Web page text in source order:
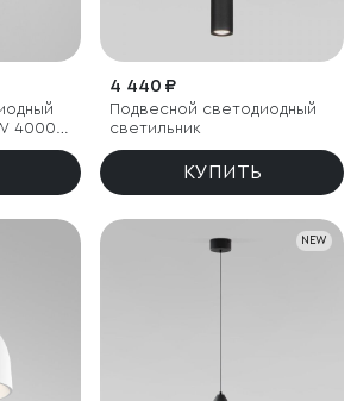
4000К
4 440 ₽
Подвесной светодиодный
светильник
КУПИТЬ
NEW